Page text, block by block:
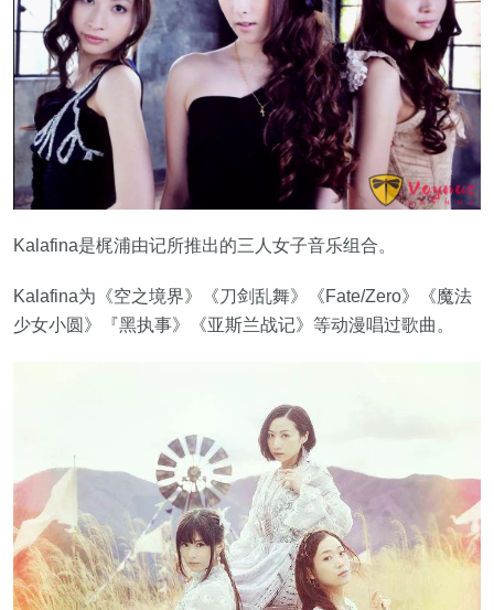
Kalafina是梶浦由记所推出的三人女子音乐组合。
Kalafina为《空之境界》《刀剑乱舞》《Fate/Zero》《魔法
少女小圆》『黑执事》《亚斯兰战记》等动漫唱过歌曲。